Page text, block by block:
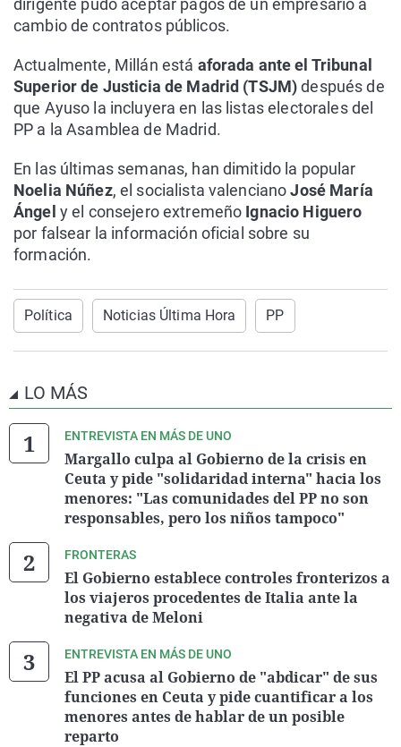
dirigente pudo aceptar pagos de un empresario a
cambio de contratos públicos.
Actualmente, Millán está aforada ante el Tribunal
Superior de Justicia de Madrid (TSJM)después de
que Ayuso la incluyera en las listas electorales del
PP a la Asamblea de Madrid.
En las últimas semanas, han dimitido la popular
Noelia Núñez, el socialista valencianoJosé María
Ángel y el consejero extremeño Ignacio Higuero
por falsear la información oficial sobre su
formación.
Política Noticias Última Hora PP
LO MÁS
ENTREVISTA EN MÁS DE UNO
Margallo culpa al Gobierno de la crisis en
Ceuta y pide "solidaridad interna" hacia los
menores: "Las comunidades del PP no son
responsables, pero los niños tampoco"
FRONTERAS
El Gobierno establece controles fronterizos a
los viajeros procedentes de Italia ante la
negativa de Meloni
ENTREVISTA EN MÁS DE UNO
El PP acusa al Gobierno de "abdicar" de sus
funciones en Ceuta y pide cuantificar a los
menores antes de hablar de un posible
reparto